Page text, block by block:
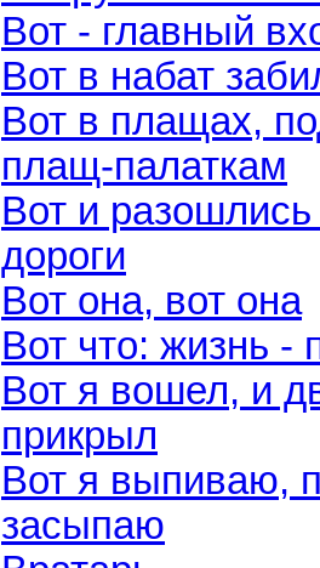
Вот - главный
Вот в набат
Вот в плащах,
плащ-палаткам
Вот и разошлись
дороги
Вот она, вот она
Вот что: жизнь -
Вот я вошел, и
прикрыл
Вот я выпиваю,
засыпаю